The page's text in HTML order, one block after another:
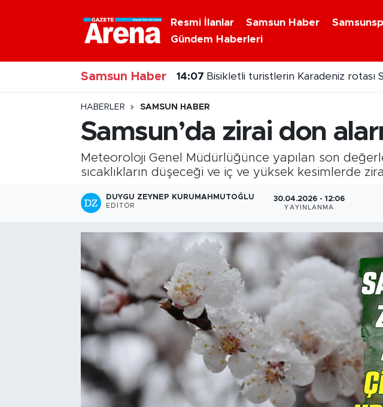
Resmi İlanlar Samsun Haber
Gündem Haberleri
Samsun Haber 14:07 Bisikletli turistlerin Karadeniz rotası
HABERLER SAMSUN HABER
Samsun’da zirai don
Meteoroloji Genel Müdürlüğünce yapılan son
sıcaklıkların düşeceği ve iç ve yüksek kesimlerde
DUYGU ZEYNEP KURUMAHMUTOĞLU
EDITÖR
30.04.2026 - 12:06
YAYINLANMA
Nöbetçi Eczaneler
Hava Durumu
Samsun Namaz Vakitleri
Trafik Durumu
Süper Lig Puan Durumu ve Fikstür
Tüm Manşetler
Haber Arşivi